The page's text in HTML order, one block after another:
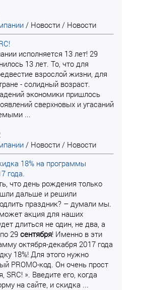
/ Новости / Новости
исполняется 13 лет! 29
13 лет. То, что для
взрослой жизни, для
- солидный возраст.
экономики пришлось
сверхновых и угасаний
...
/ Новости / Новости
18% на программы
года.
что день рождения только
дальше и решили
праздник? – думали мы.
акция для наших
длиться не один, не два, а
29 сентября! Именно в эти
октября-декабря 2017 года
18%! Для этого нужно
PROMO-код. Он очень прост
». Введите его, когда
на сайте, и скидка ...